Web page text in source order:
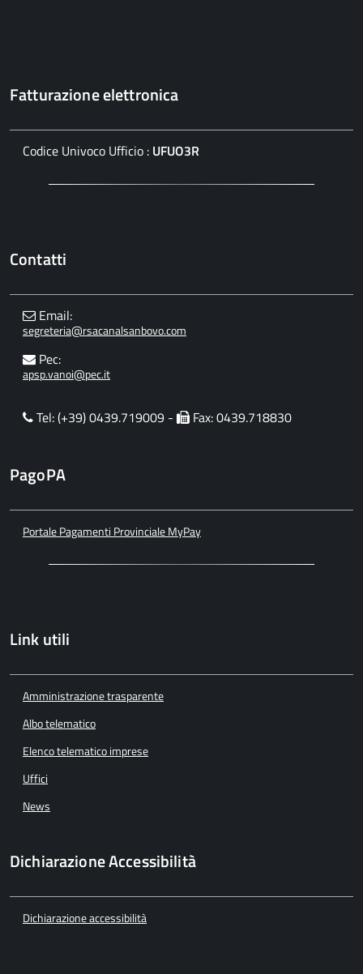
Fatturazione elettronica
Codice Univoco Ufficio : UFUO3R
Contatti
Email:
segreteria@rsacanalsanbovo.com
Pec:
apsp.vanoi@pec.it
Tel: (+39) 0439.719009 - Fax: 0439.718830
PagoPA
Portale Pagamenti Provinciale MyPay
Link utili
Amministrazione trasparente
Albo telematico
Elenco telematico imprese
Uffici
News
Dichiarazione Accessibilità
Dichiarazione accessibilità